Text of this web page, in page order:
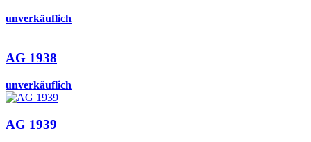
unverkäuflich
AG 1938
unverkäuflich
AG 1939